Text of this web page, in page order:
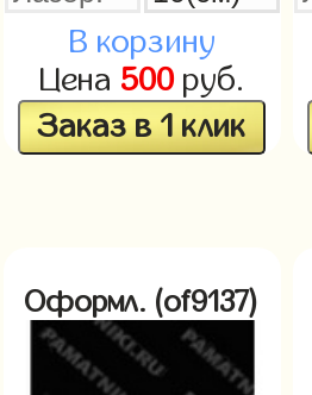
В корзину
Цена 500руб.
Заказ в 1 клик
Оформл. (of9137)